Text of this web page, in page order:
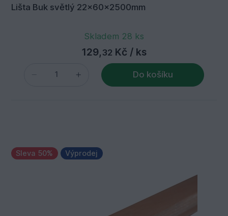
Lišta Buk světlý 22x60x2500mm
Skladem 28 ks
129, 32 Kč / ks
Do košíku
Sleva 50% Výprodej